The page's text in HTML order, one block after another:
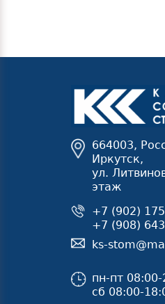
664003,
Иркутск,
ул.
этаж
+7 (902)
+7 (908)
ks-
пн-пт
сб 08:00-